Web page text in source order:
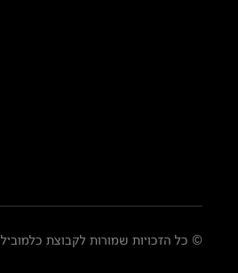
© כל הזכויות שמורות לקבוצת כלמוביל